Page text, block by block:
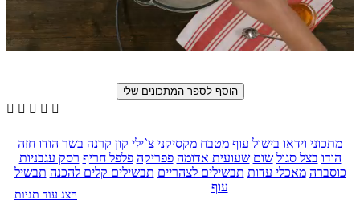
    
מתכוני וידאו בישול עוף מטבח מקסיקני צ`ילי קון קרנה בשר הודו חזה
הודו בצל סגול שום שעועית אדומה פפריקה פלפל חריף רסק עגבניות
כוסברה מאכלי עדות תבשילים לצהריים תבשילים קלים להכנה תבשיל
עוף
הצג עוד תגיות